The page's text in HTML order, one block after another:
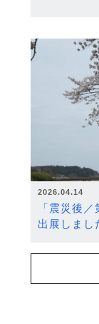
2026.04.14
「震災後
出展しまし